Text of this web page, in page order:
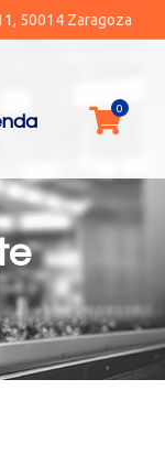
50014 Zaragoza